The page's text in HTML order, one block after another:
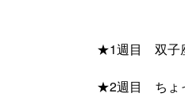
★1週目 双子
★2週目 ちょ